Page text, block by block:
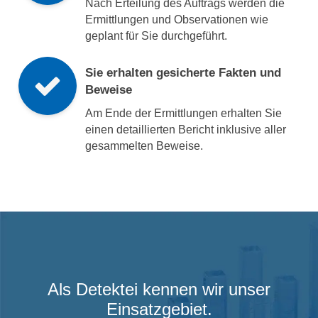
Ermittlungen und Observationen wie
geplant für Sie durchgeführt.
Sie erhalten gesicherte Fakten und
Beweise
Am Ende der Ermittlungen erhalten Sie
einen detaillierten Bericht inklusive aller
gesammelten Beweise.
Als Detektei kennen wir unser
Einsatzgebiet.